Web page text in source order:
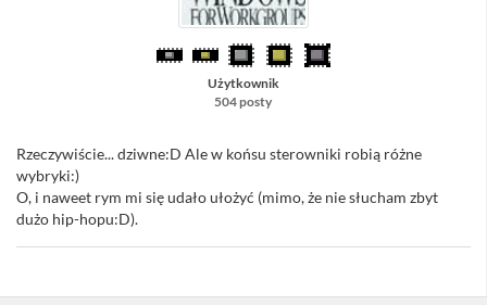
Użytkownik
504 posty
Rzeczywiście... dziwne:D Ale w końsu sterowniki robią różne
wybryki:)
O, i naweet rym mi się udało ułożyć (mimo, że nie słucham zbyt
dużo hip-hopu:D).